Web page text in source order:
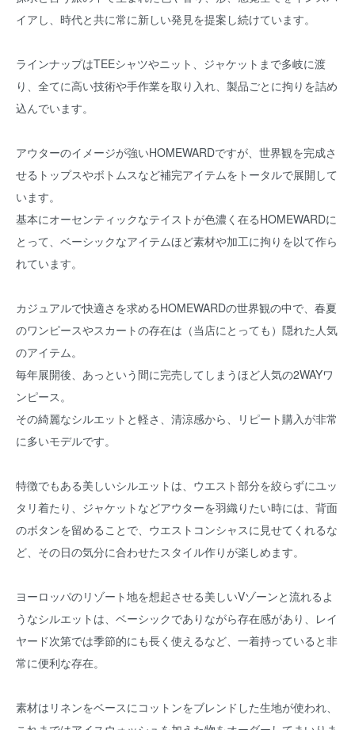
イアし、時代と共に常に新しい発見を提案し続けています。
ラインナップはTEEシャツやニット、ジャケットまで多岐に渡
り、全てに高い技術や手作業を取り入れ、製品ごとに拘りを詰め
込んでいます。
アウターのイメージが強いHOMEWARDですが、世界観を完成さ
せるトップスやボトムスなど補完アイテムをトータルで展開して
います。
基本にオーセンティックなテイストが色濃く在るHOMEWARDに
とって、ベーシックなアイテムほど素材や加工に拘りを以て作ら
れています。
カジュアルで快適さを求めるHOMEWARDの世界観の中で、春夏
のワンピースやスカートの存在は（当店にとっても）隠れた人気
のアイテム。
毎年展開後、あっという間に完売してしまうほど人気の2WAYワ
ンピース。
その綺麗なシルエットと軽さ、清涼感から、リピート購入が非常
に多いモデルです。
特徴でもある美しいシルエットは、ウエスト部分を絞らずにユッ
タリ着たり、ジャケットなどアウターを羽織りたい時には、背面
のボタンを留めることで、ウエストコンシャスに見せてくれるな
ど、その日の気分に合わせたスタイル作りが楽しめます。
ヨーロッパのリゾート地を想起させる美しいVゾーンと流れるよ
うなシルエットは、ベーシックでありながら存在感があり、レイ
ヤード次第では季節的にも長く使えるなど、一着持っていると非
常に便利な存在。
素材はリネンをベースにコットンをブレンドした生地が使われ、